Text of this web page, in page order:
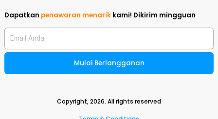
Dapatkan penawaran menarik kami! Dikirim mingguan
Email Anda
Mulai Berlangganan
Copyright,2026. All rights reserved